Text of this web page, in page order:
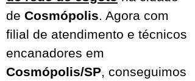
de Cosmópolis. Agora com
filial de atendimento e técnicos
encanadores em
Cosmópolis/SP, conseguimos